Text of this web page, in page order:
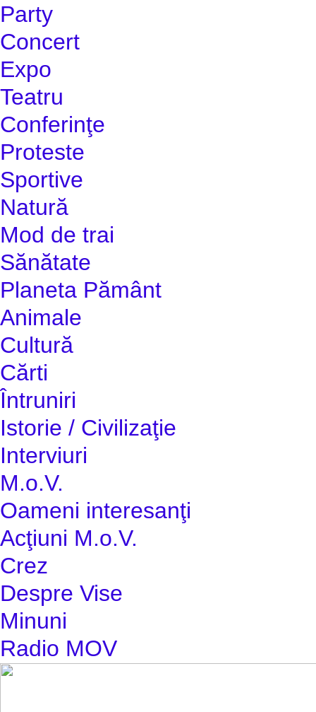
Party
Concert
Expo
Teatru
Conferinţe
Proteste
Sportive
Natură
Mod de trai
Sănătate
Planeta Pământ
Animale
Cultură
Cărti
Întruniri
Istorie / Civilizaţie
Interviuri
M.o.V.
Oameni interesanţi
Acţiuni M.o.V.
Crez
Despre Vise
Minuni
Radio MOV